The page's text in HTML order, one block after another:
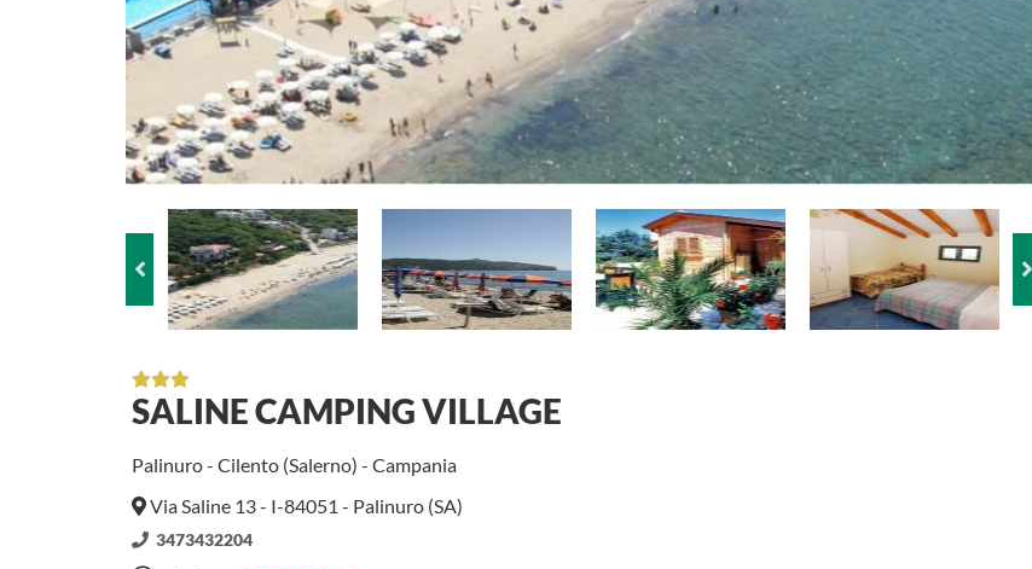
SALINE CAMPING VILLAGE
Palinuro - Cilento (Salerno) - Campania
Via Saline 13 - I-84051 - Palinuro (SA)
3473432204